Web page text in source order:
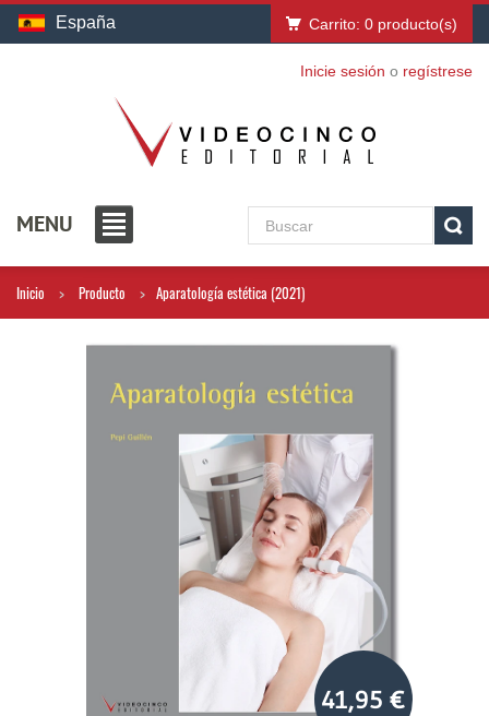
España Carrito: 0 producto(s)
Inicie sesión o regístrese
MENU
Inicio Producto Aparatología estética (2021)
41,95 €